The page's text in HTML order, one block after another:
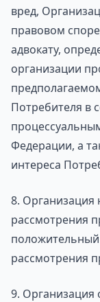
вред,
правовом
адвокату,
организации
Потребителя в
Федерации, а
интереса
8. Организация
рассмотрения
положительный
рассмотрения
9. Организация